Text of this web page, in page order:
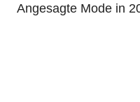
Angesagte Mode in